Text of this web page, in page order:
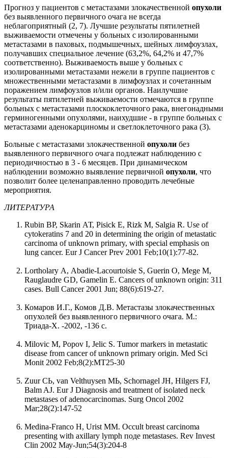
Прогноз у пациентов с метастазами злокачественной опухоли
без выявленного первичного очага не всегда
неблагоприятный (2, 7). Лучшие результаты пятилетней
выживаемости отмечены у больных с изолированными
метастазами в паховых, подмышечных, шейных лимфоузлах,
получавших специальное лечение (63,2%, 64,2% и 47,7%
соответственно). Выживаемость выше у больных с
изолированными метастазами нежели в группе пациентов с
множественными метастазами в лимфоузлах и сочетанным
поражением лимфоузлов и/или органов. Наилучшие
результаты пятилетней выживаемости отмечаются в группе
больных с метастазами плоскоклеточного рака, внегонадными
герминогенными опухолями, наихудшие - в группе больных с
метастазами аденокарциномы и светлоклеточного рака (3).
Больные с метастазами злокачественной опухоли без
выявленного первичного очага подлежат наблюдению с
периодичностью в 3 - 6 месяцев. При динамическом
наблюдении возможно выявление первичной опухоли, что
позволит более целенаправленно проводить лечебные
мероприятия.
ЛИТЕРАТУРА
Rubin BP, Skarin АТ, Pisick Е, Rizk М, Salgia R. Use of
cytokeratins 7 and 20 in determining the origin of metastatic
carcinoma of unknown primary, with special emphasis on
lung cancer. Eur J Cancer Prev 2001 Feb;10(1):77-82.
Lortholary А, Abadie-Lacourtoisie S, Guerin О, Mege М,
Rauglaudre GD, Gamelin Е. Cancers of unknown origin: 311
cases. Bull Cancer 2001 Jun; 88(6):619-27.
Комаров И.Г., Комов Д.В. Метастазы злокачественных
опухолей без выявленного первичного очага. М.:
Триада-Х. -2002, -136 с.
Milovic М, Popov I, Jelic S. Tumor markers in metastatic
disease from cancer of unknown primary origin. Med Sci
Monit 2002 Feb;8(2):МТ25-30
Zuur СЬ, van Velthuysen МЬ, Schornagel JH, Hilgers FJ,
Balm AJ. Eur J Diagnosis and treatment of isolated neck
metastases of adenocarcinomas. Surg Oncol 2002
Mar;28(2):147-52
Medina-Franco Н, Urist ММ. Occult breast carcinoma
presenting with axillary lymph поде metastases. Rev Invest
Clin 2002 Мау-Jun;54(3):204-8